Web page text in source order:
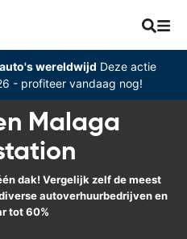
wereldwijd Deze actie
- profiteer vandaag nog!
Malaga
dak! Vergelijk zelf de meest
autoverhuurbedrijven en
tot 60%